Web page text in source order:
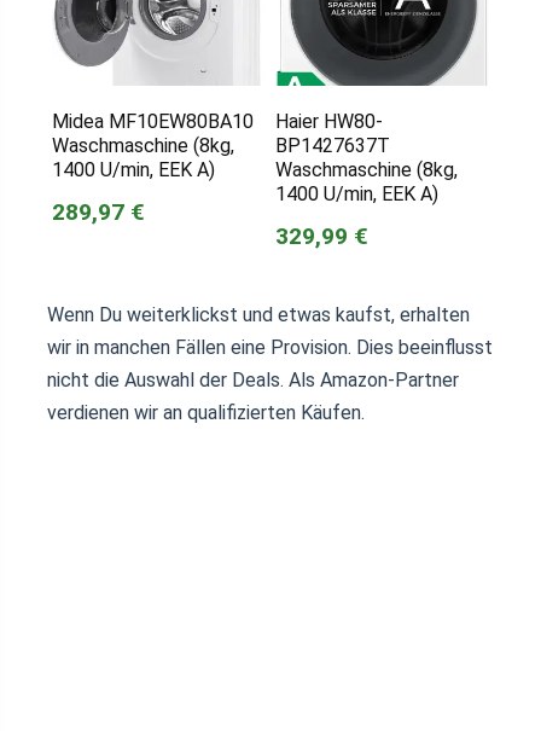
Midea MF10EW80BA10
Waschmaschine (8kg,
1400 U/min, EEK A)
289,97 €
Haier HW80-
BP1427637T
Waschmaschine (8kg,
1400 U/min, EEK A)
329,99 €
Wenn Du weiterklickst und etwas kaufst, erhalten
wir in manchen Fällen eine Provision. Dies beeinflusst
nicht die Auswahl der Deals. Als Amazon-Partner
verdienen wir an qualifizierten Käufen.